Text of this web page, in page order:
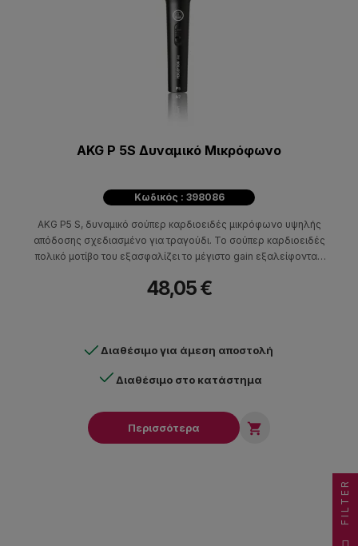
AKG P 5S Δυναμικό Μικρόφωνο
Κωδικός : 398086
AKG P5 S, δυναμικό σούπερ καρδιοειδές μικρόφωνο υψηλής
απόδοσης σχεδιασμένο για τραγούδι. Το σούπερ καρδιοειδές
πολικό μοτίβο του εξασφαλίζει το μέγιστο gain εξαλείφοντας
περιβάλλον.
48,05 €
Διαθέσιμο για άμεση αποστολή
Διαθέσιμο στο κατάστημα
Περισσότερα 
FILTER